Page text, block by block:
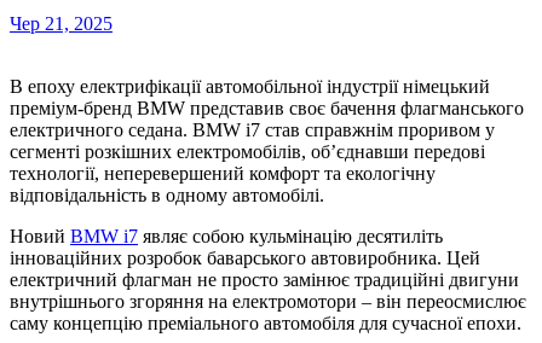
Чер 21, 2025
В епоху електрифікації автомобільної індустрії німецький
преміум-бренд BMW представив своє бачення флагманського
електричного седана. BMW i7 став справжнім проривом у
сегменті розкішних електромобілів, об’єднавши передові
технології, неперевершений комфорт та екологічну
відповідальність в одному автомобілі.
Новий BMW i7 являє собою кульмінацію десятиліть
інноваційних розробок баварського автовиробника. Цей
електричний флагман не просто замінює традиційні двигуни
внутрішнього згоряння на електромотори – він переосмислює
саму концепцію преміального автомобіля для сучасної епохи.